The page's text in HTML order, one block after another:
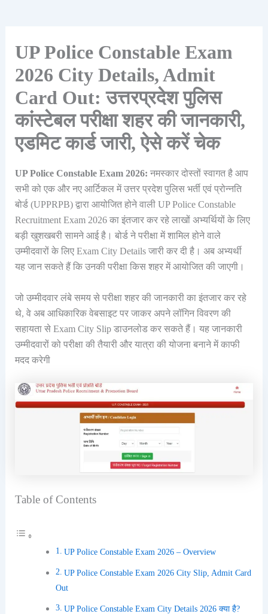
UP Police Constable Exam
2026 City Details, Admit
Card Out: उत्तरप्रदेश पुलिस
कांस्टेबल परीक्षा शहर की जानकारी,
एडमिट कार्ड जारी, ऐसे करें चेक
UP Police Constable Exam 2026: नमस्कार दोस्तों स्वागत है आप
सभी को एक और नए आर्टिकल में उत्तर प्रदेश पुलिस भर्ती एवं प्रोन्नति
बोर्ड (UPPRPB) द्वारा आयोजित होने वाली UP Police Constable
Recruitment Exam 2026 का इंतजार कर रहे लाखों अभ्यर्थियों के लिए
बड़ी खुशखबरी सामने आई है। बोर्ड ने परीक्षा में शामिल होने वाले
उम्मीदवारों के लिए Exam City Details जारी कर दी है। अब अभ्यर्थी
यह जान सकते हैं कि उनकी परीक्षा किस शहर में आयोजित की जाएगी।
जो उम्मीदवार लंबे समय से परीक्षा शहर की जानकारी का इंतजार कर रहे
थे, वे अब आधिकारिक वेबसाइट पर जाकर अपने लॉगिन विवरण की
सहायता से Exam City Slip डाउनलोड कर सकते हैं। यह जानकारी
उम्मीदवारों को परीक्षा की तैयारी और यात्रा की योजना बनाने में काफी
मदद करेगी
Table of Contents
UP Police Constable Exam 2026 – Overview
UP Police Constable Exam 2026 City Slip, Admit Card
Out
UP Police Constable Exam City Details 2026 क्या है?